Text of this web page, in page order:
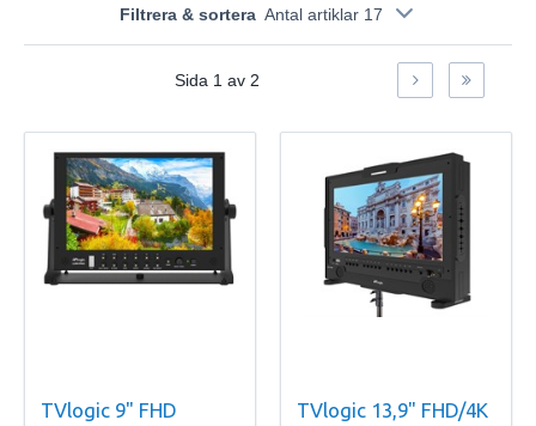
Filtrera & sortera Antal artiklar 17
Sida 1 av 2
TVlogic 9" FHD
TVlogic 13,9" FHD/4K